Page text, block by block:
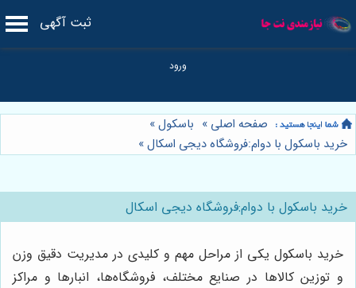
ثبت آگهی
صفحه اصلی » باسکول»
خرید باسکول با دوام:فروشگاه دیجی اسکال»
خرید باسکول با دوام:فروشگاه دیجی اسکال
خرید باسکول یکی از مراحل مهم و کلیدی در مدیریت دقیق وزن
و توزین کالاها در صنایع مختلف، فروشگاه‌ها، انبارها و مراکز